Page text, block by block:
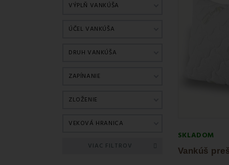
VÝPLŇ VANKÚŠA
ÚČEL VANKÚŠA
DRUH VANKÚŠA
ZAPÍNANIE
ZLOŽENIE
VEKOVÁ HRANICA
VIAC FILTROV
Ako si
Zvážte
SKLADOM